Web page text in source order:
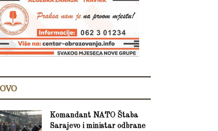
Komandant NATO Štaba
Sarajevo i ministar odbrane